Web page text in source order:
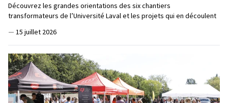
Découvrez les grandes orientations des six chantiers
transformateurs de l’Université Laval et les projets qui en découlent
— 15 juillet 2026